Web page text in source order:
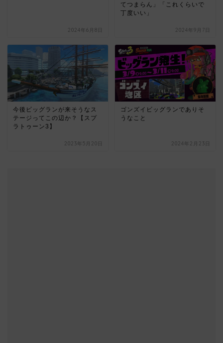
2024年6月8日
てつまらん」「これくらいで
丁度いい」
2024年9月7日
今後ビッグランが来そうなス
テージってこの辺か？【スプ
ラトゥーン3】
2023年5月20日
ゴンズイビッグランでありそ
うなこと
2024年2月23日